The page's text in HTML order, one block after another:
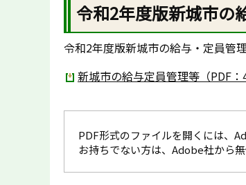
令和2年度版新城市の
令和2年度版新城市の給与・定員管
新城市の給与定員管理等（PDF：
PDF形式のファイルを開くには、
お持ちでない方は、Adobe社から